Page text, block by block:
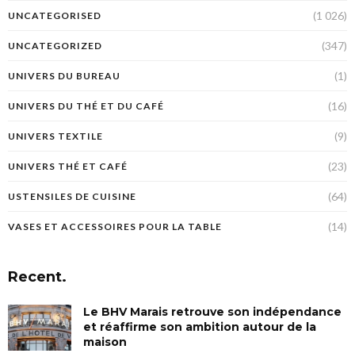
UNCATEGORISED (1 026)
UNCATEGORIZED (347)
UNIVERS DU BUREAU (1)
UNIVERS DU THÉ ET DU CAFÉ (16)
UNIVERS TEXTILE (9)
UNIVERS THÉ ET CAFÉ (23)
USTENSILES DE CUISINE (64)
VASES ET ACCESSOIRES POUR LA TABLE (14)
Recent.
Le BHV Marais retrouve son indépendance
et réaffirme son ambition autour de la
maison